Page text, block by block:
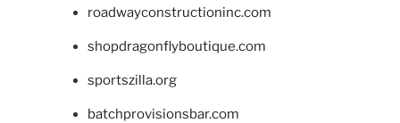
roadwayconstructioninc.com
shopdragonflyboutique.com
sportszilla.org
batchprovisionsbar.com